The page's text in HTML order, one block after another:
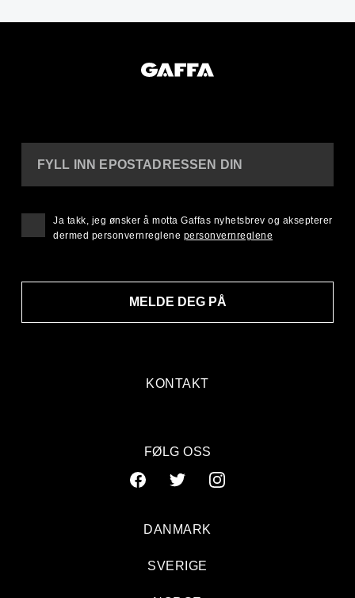
KONTAKT
FYLL INN EPOSTADRESSEN DIN
MELDE DEG PÅ
Ja takk, jeg ønsker å motta Gaffas nyhetsbrev og aksepterer
dermed personvernreglene personvernreglene
FØLG OSS
DANMARK
SVERIGE